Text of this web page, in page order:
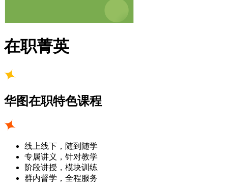
在职菁英
华图在职特色课程
线上线下，随到随学
专属讲义，针对教学
阶段讲授，模块训练
群内督学，全程服务